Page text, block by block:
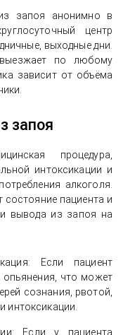
запоя анонимно в
центр
выходные дни.
по любому
зависит от объёма
запоя
процедура,
интоксикации и
алкоголя.
пациента и
вывода из запоя на
Если пациент
опьянения, что может
сознания, рвотой,
интоксикации.
Если у пациента